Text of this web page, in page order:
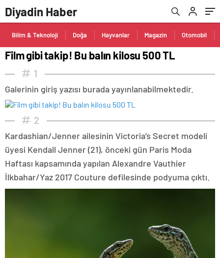
Diyadin Haber
Bilim & Teknoloji Doğa Hayvanlar Magazin Otomobil
Film gibi takip! Bu balın kilosu 500 TL
1
Galerinin giriş yazısı burada yayınlanabilmektedir.
2
Kardashian/Jenner ailesinin Victoria’s Secret modeli
üyesi Kendall Jenner (21), önceki gün Paris Moda
Haftası kapsamında yapılan Alexandre Vauthier
İlkbahar/Yaz 2017 Couture defilesinde podyuma çıktı.